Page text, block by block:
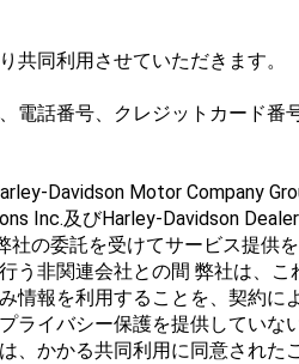
共同利用させていただきます。
電話番号、クレジットカード番
Davidson Motor Company
Inc.及びHarley-Davidson
社の委託を受けてサービス提供
う非関連会社との間 弊社は、
情報を利用することを、契約
ライバシー保護を提供してい
、かかる共同利用に同意された